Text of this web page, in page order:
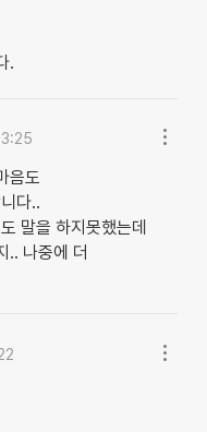
.
음도
다..
말을 하지못했는데
.. 나중에 더